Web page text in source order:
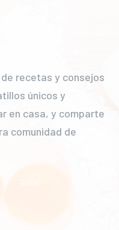
recetas y consejos
únicos y
en casa, y comparte
comunidad de